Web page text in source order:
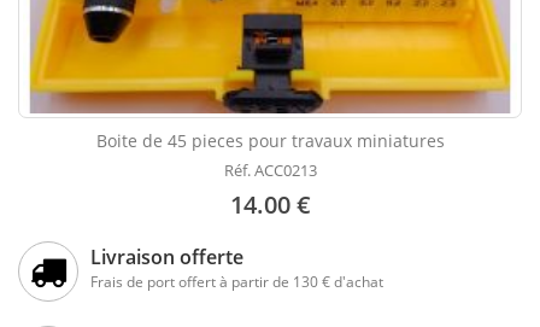
Boite de 45 pieces pour travaux miniatures
Réf. ACC0213
14.00 €
Livraison offerte
Frais de port offert à partir de 130 € d'achat